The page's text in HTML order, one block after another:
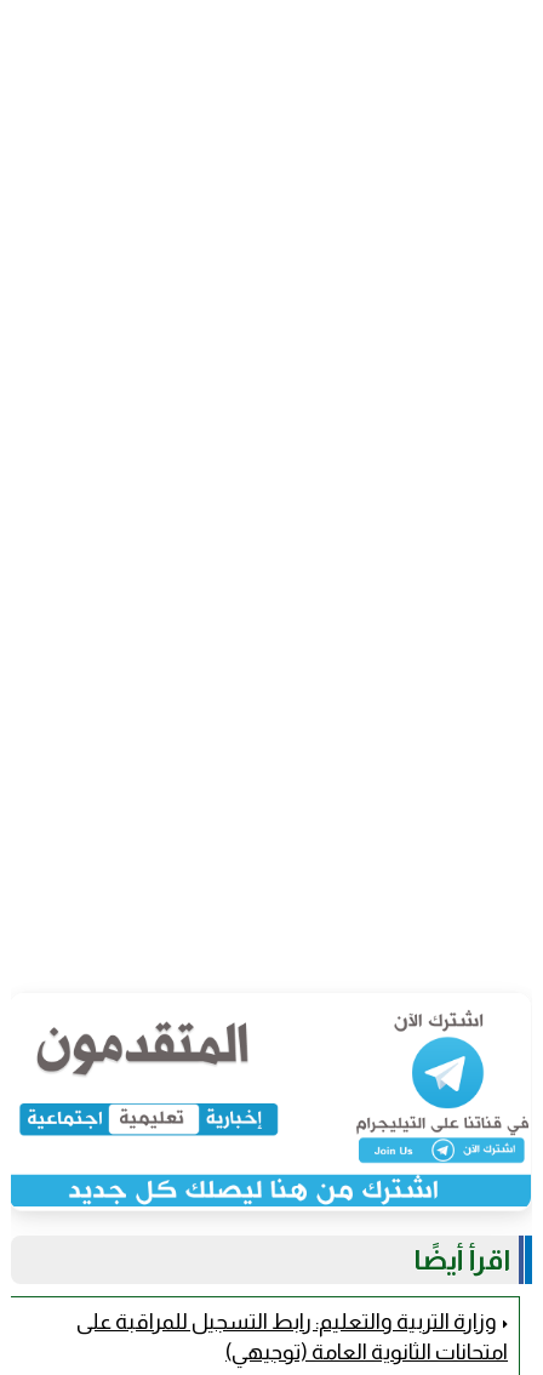
اقرأ أيضًا
وزارة التربية والتعليم: رابط التسجيل للمراقبة على
امتحانات الثانوية العامة (توجيهي)